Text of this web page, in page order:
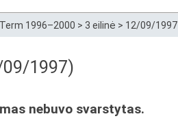
Term 1996–2000 > 3 eilinė > 12/09/1997
09/1997)
nebuvo svarstytas.